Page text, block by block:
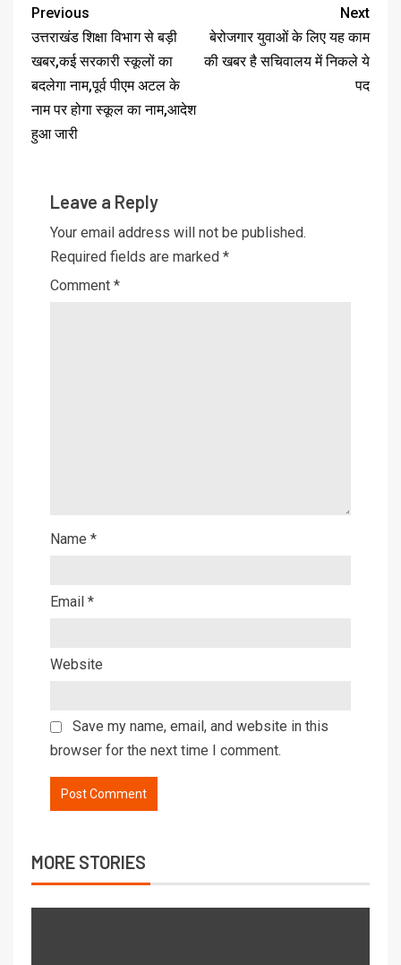
Previous
उत्तराखंड शिक्षा विभाग से बड़ी
खबर,कई सरकारी स्कूलों का
बदलेगा नाम,पूर्व पीएम अटल के
नाम पर होगा स्कूल का नाम,आदेश
हुआ जारी
Next
बेरोजगार युवाओं के लिए यह काम
की खबर है सचिवालय में निकले ये
पद
Leave a Reply
Your email address will not be published.
Required fields are marked *
Comment *
Name *
Email *
Website
Save my name, email, and website in this
browser for the next time I comment.
MORE STORIES